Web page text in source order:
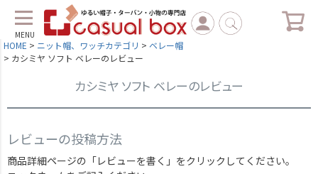
MENU
HOME ニット帽、ワッチカテゴリ
ベレー帽
カシミヤ ソフト ベレーのレビュー
カシミヤ ソフト ベレーのレビュー
レビューの投稿方法
商品詳細ページの「レビューを書く」をクリックしてください。